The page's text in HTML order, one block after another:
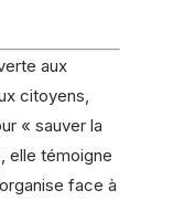
aux
citoyens,
« sauver la
elle témoigne
face à